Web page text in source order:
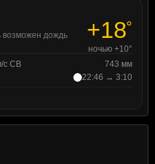
возможен дождь +18°
ночью +10°
с СВ
743 мм
22:46 → 3:10